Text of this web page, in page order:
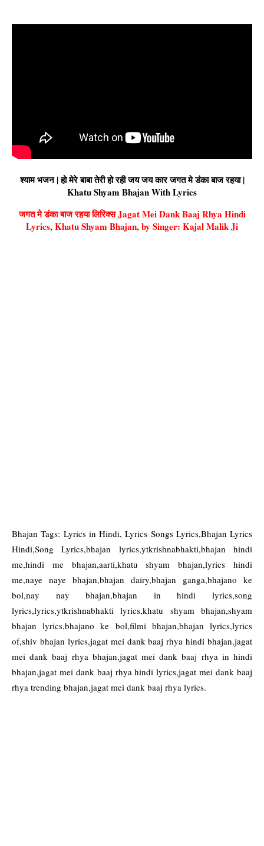
श्याम भजन | हो मेरे बाबा तेरी हो रही जय जय कार जगत मे डंका बाज रहया |
Khatu Shyam Bhajan With Lyrics
जगत मे डंका बाज रहया लिरिक्स Jagat Mei Dank Baaj Rhya Hindi
Lyrics, Khatu Shyam Bhajan, by Singer: Kajal Malik Ji
Bhajan Tags: Lyrics in Hindi, Lyrics Songs Lyrics,Bhajan Lyrics
Hindi,Song Lyrics,bhajan lyrics,ytkrishnabhakti,bhajan hindi
me,hindi me bhajan,aarti,khatu shyam bhajan,lyrics hindi
me,naye naye bhajan,bhajan dairy,bhajan ganga,bhajano ke
bol,nay nay bhajan,bhajan in hindi lyrics,song
lyrics,lyrics,ytkrishnabhakti lyrics,khatu shyam bhajan,shyam
bhajan lyrics,bhajano ke bol,filmi bhajan,bhajan lyrics,lyrics
of,shiv bhajan lyrics,jagat mei dank baaj rhya hindi bhajan,jagat
mei dank baaj rhya bhajan,jagat mei dank baaj rhya in hindi
bhajan,jagat mei dank baaj rhya hindi lyrics,jagat mei dank baaj
rhya trending bhajan,jagat mei dank baaj rhya lyrics.